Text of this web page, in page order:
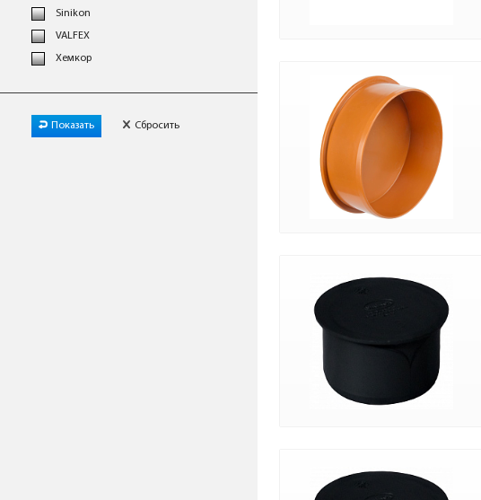
Sinikon
VALFEX
Хемкор
Показать Сбросить